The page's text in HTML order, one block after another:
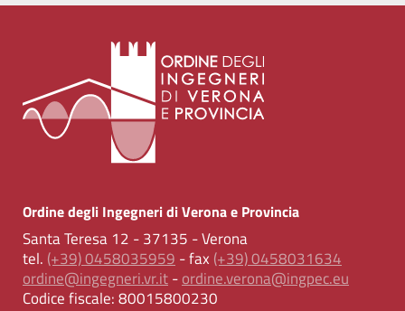
Ordine degli Ingegneri di Verona e Provincia
Santa Teresa 12 - 37135 - Verona
tel. (+39) 0458035959 - fax (+39) 0458031634
ordine@ingegneri.vr.it-ordine.verona@ingpec.eu
Codice fiscale:80015800230